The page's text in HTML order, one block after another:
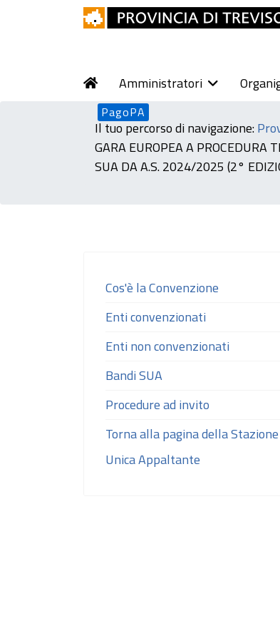
Amministratori
PagoPA
Il tuo percorso di navigazione:
GARA EUROPEA A PROCEDURA
SUA DA A.S. 2024/2025 (2°
Cos'è la Convenzione
Enti convenzionati
Enti non convenzionati
Bandi SUA
Procedure ad invito
Torna alla pagina della Stazione
Unica Appaltante